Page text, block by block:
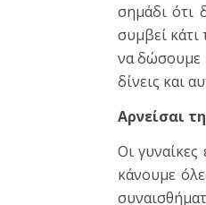
σημάδι ότι
συμβεί κάτι
να δώσουμε
δίνεις και
Αρνείσαι
Οι
κάνουμε